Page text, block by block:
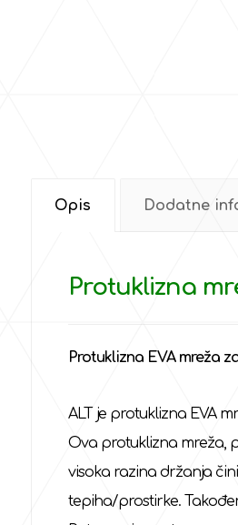
Opis Dodatne
Protuklizna
Protuklizna EVA mreža
ALT je protuklizna EVA
Ova protuklizna mreža,
visoka razina držanja
tepiha/prostirke.